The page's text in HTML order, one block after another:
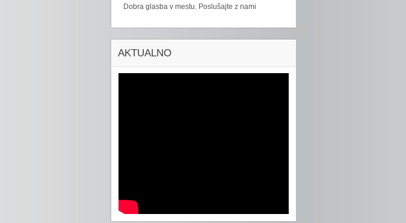
Dobra glasba v mestu. Poslušajte z nami
AKTUALNO